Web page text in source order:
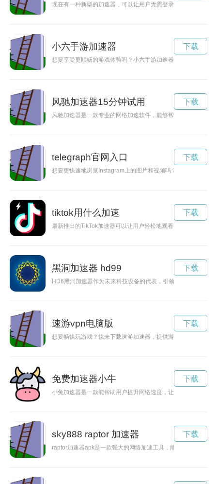
现在有一种新型的加速器，可以让用户无需登录即可使用，帮
小六手游加速器
想要享受更顺畅的游戏体验吗？小六手游加速器可以帮助你提
下载
风驰加速器15分钟试用
风驰加速器是一款专业的网络加速软件，能够帮助用户解决网
下载
telegraph官网入口
想要更快速地浏览Instagram上的图片和视频吗？现在有了永久
下载
tiktok用什么加速
最新推出的TikTok加速器可以让用户轻松地观看视频，且永久
下载
黑洞加速器 hd99
HD6黑洞加速器作为未来科技设备的代表，引领着时空加速领
下载
速游vpn电脑版
想要畅快玩游戏？快来下载速游加速器，提供游戏加速和网络
下载
免费加速器小牛
小兔加速器是一款能帮助用户提升网络速度，让上网更快捷的工
下载
sky888 raptor 加速器
raptor加速器apk是一款强大的网络加速工具，能够帮助用户快
下载